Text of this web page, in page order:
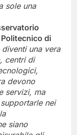
sole una
di
una vera
centri di
devono
servizi, ma
nei
siano